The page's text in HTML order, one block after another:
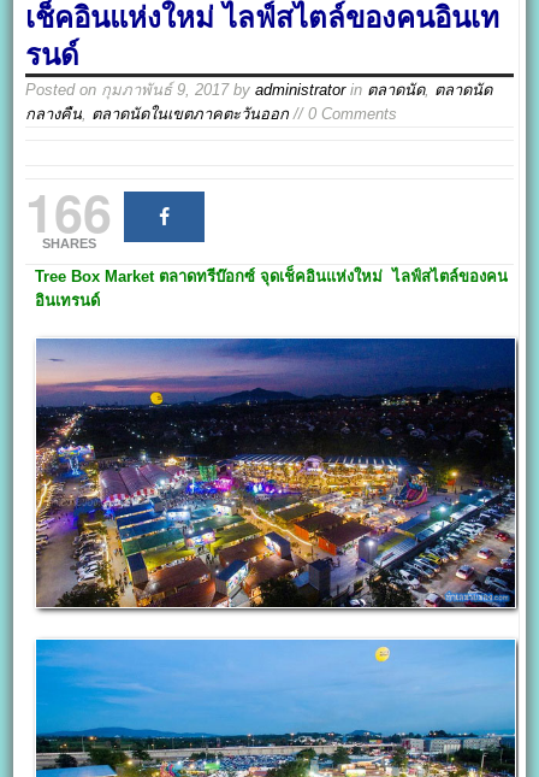
เช็คอินแห่งใหม่ ไลฟ์สไตล์ของคนอินเท
รนด์
Posted on กุมภาพันธ์ 9, 2017byadministratorin ตลาดนัด, ตลาดนัด
กลางคืน, ตลาดนัดในเขตภาคตะวันออก // 0 Comments
166
SHARES
Tree Box Market ตลาดทรีบ๊อกซ์ จุดเช็คอินแห่งใหม่ ไลฟ์สไตล์ของคน
อินเทรนด์